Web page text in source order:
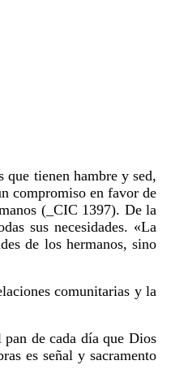
que tienen hambre y sed,
compromiso en favor de
(_CIC 1397). De la
sus necesidades. «La
de los hermanos, sino
comunitarias y la
de cada día que Dios
es señal y sacramento